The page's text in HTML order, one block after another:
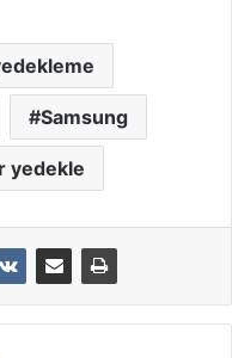
Samsung
yedekle